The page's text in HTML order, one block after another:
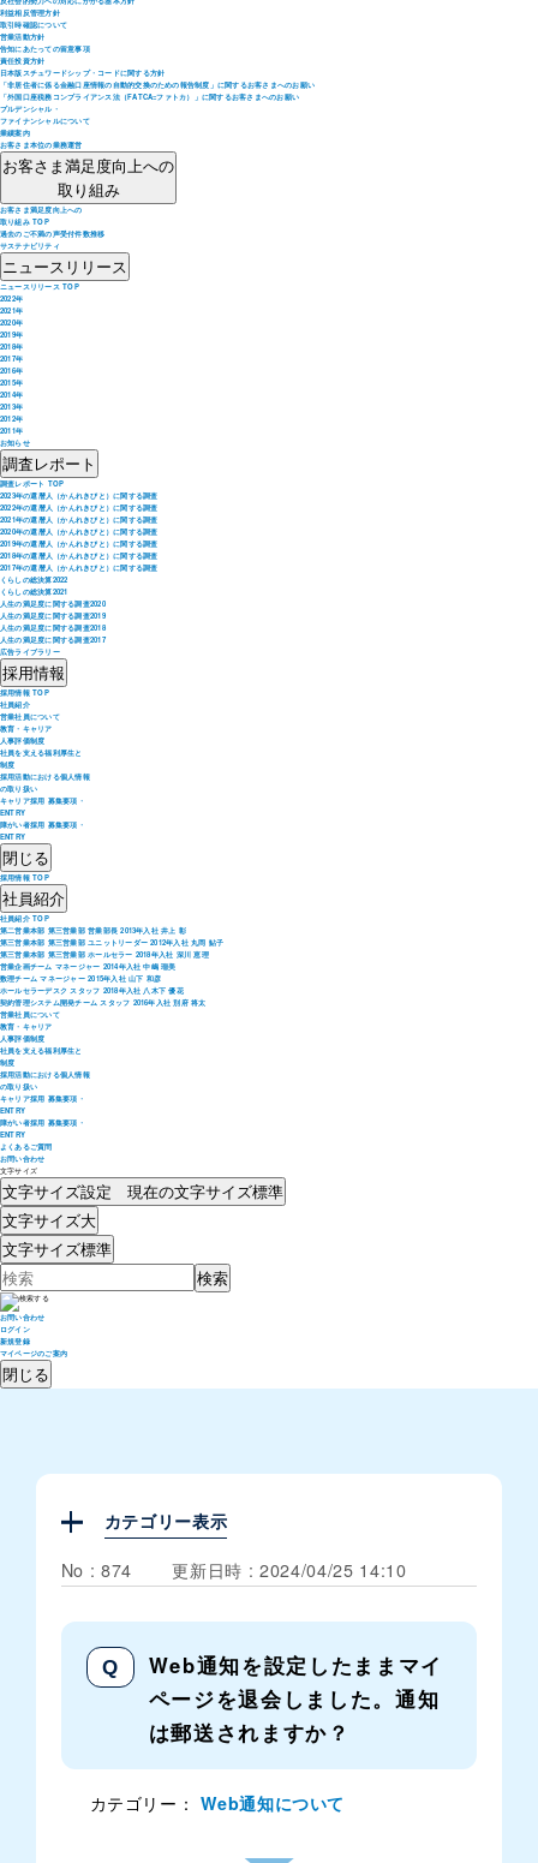
利益相反管理方針
取引時確認について
営業活動方針
告知にあたっての留意事項
責任投資方針
日本版スチュワードシップ・コードに関する方針
「非居住者に係る金融口座情報の自動的交換のための報告制度」に関するお客さまへのお願い
「外国口座税務コンプライアンス法（FATCA=ファトカ）」に関するお客さまへのお願い
プルデンシャル・
ファイナンシャルについて
業績案内
お客さま本位の業務運営
お客さま満足度向上への
取り組み
お客さま満足度向上への
取り組み TOP
過去のご不満の声受付件数推移
サステナビリティ
ニュースリリース
ニュースリリース TOP
2022年
2021年
2020年
2019年
2018年
2017年
2016年
2015年
2014年
2013年
2012年
2011年
お知らせ
調査レポート
調査レポート TOP
2023年の還暦人（かんれきびと）に関する調査
2022年の還暦人（かんれきびと）に関する調査
2021年の還暦人（かんれきびと）に関する調査
2020年の還暦人（かんれきびと）に関する調査
2019年の還暦人（かんれきびと）に関する調査
2018年の還暦人（かんれきびと）に関する調査
2017年の還暦人（かんれきびと）に関する調査
くらしの総決算2022
くらしの総決算2021
人生の満足度に関する調査2020
人生の満足度に関する調査2019
人生の満足度に関する調査2018
人生の満足度に関する調査2017
広告ライブラリー
採用情報
採用情報 TOP
社員紹介
営業社員について
教育・キャリア
人事評価制度
社員を支える福利厚生と
制度
採用活動における個人情報
の取り扱い
キャリア採用 募集要項・
ENTRY
障がい者採用 募集要項・
ENTRY
閉じる
採用情報 TOP
社員紹介
社員紹介 TOP
第二営業本部 第三営業部 営業部長 2013年入社 井上 彰
第三営業本部 第三営業部 ユニットリーダー 2012年入社 丸岡 鮎子
第三営業本部 第三営業部 ホールセラー 2018年入社 深川 恵理
営業企画チーム マネージャー 2014年入社 中嶋 瑠美
数理チーム マネージャー 2015年入社 山下 和彦
ホールセラーデスク スタッフ 2018年入社 八木下 優花
契約管理システム開発チーム スタッフ 2016年入社 別府 将太
営業社員について
教育・キャリア
人事評価制度
社員を支える福利厚生と
制度
採用活動における個人情報
の取り扱い
キャリア採用 募集要項・
ENTRY
障がい者採用 募集要項・
ENTRY
よくあるご質問
お問い合わせ
文字サイズ
文字サイズ設定 現在の文字サイズ標準
文字サイズ大
文字サイズ標準
お問い合わせ
ログイン
新規登録
マイページのご案内
閉じる
カテゴリー表示
No : 874 更新日時 : 2024/04/25 14:10
Web通知を設定したままマイ
ページを退会しました。通知
は郵送されますか？
カテゴリー： Web通知について